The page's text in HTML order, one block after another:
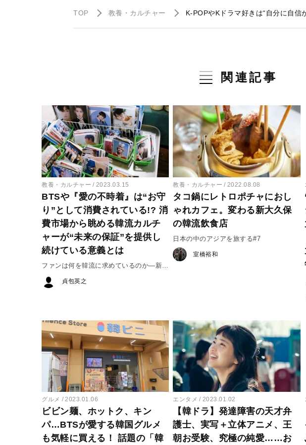
TOP 教養・カルチャー K-POPやKドラマ好きは“自分に自信
関連記事
教養・カルチャー 2023.03.15
BTSや『愛の不時着』は“お守
り”として消費されている!? 消
費市場から眺める韓流カルチ
ャーが“未来の保証”を提供し
続けている意義とは
ファンは何を韓流に求めているのか―新大
久保の変貌と韓流文化への期待＃２
貞包英之
教養・カルチャー 2022.08.08
タコ鍋にレトロポチャにおし
ゃれカフェ。変わる新大久保
の韓流飲食店
日本の中のアジアを旅する#7
室橋裕和
グルメ 2023.01.06
ビビン麺、ホットク、キン
パ…BTSが愛する韓国グルメ
も気軽に買える！ 話題の「韓
エンタメ 2023.01.02
【韓ドラ】発達障害の天才弁
護士、実写＋立体アニメ、王
朝お受験、究極の純愛……お